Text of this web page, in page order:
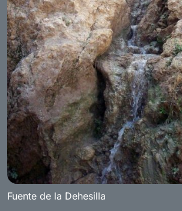
Fuente de la Dehesilla